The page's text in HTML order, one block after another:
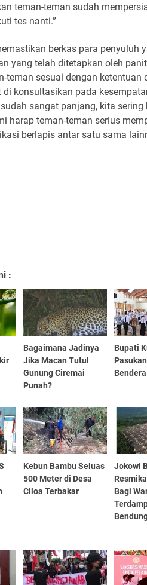
teman-teman sudah
tes nanti.”
berkas para penyuluh
yang telah ditetapkan oleh
teman sesuai dengan ketentuan
konsultasikan pada
sangat panjang, kita sering
harap teman-teman serius
berlapis antar satu sama
:
Bagaimana Jadinya
Jika Macan Tutul
Gunung Ciremai
Punah?
Bupati
Kebun Bambu Seluas
500 Meter di Desa
Ciloa Terbakar
Jokowi
Bagi